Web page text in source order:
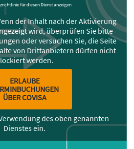
für diesen Dienst anzeigen
der Inhalt nach der Aktivierung
wird, überprüfen Sie bitte
oder versuchen Sie, die Seite
von Drittanbietern dürfen nicht
werden.
ERLAUBE
ÜBER COVISA
des oben genannten
Dienstes ein.